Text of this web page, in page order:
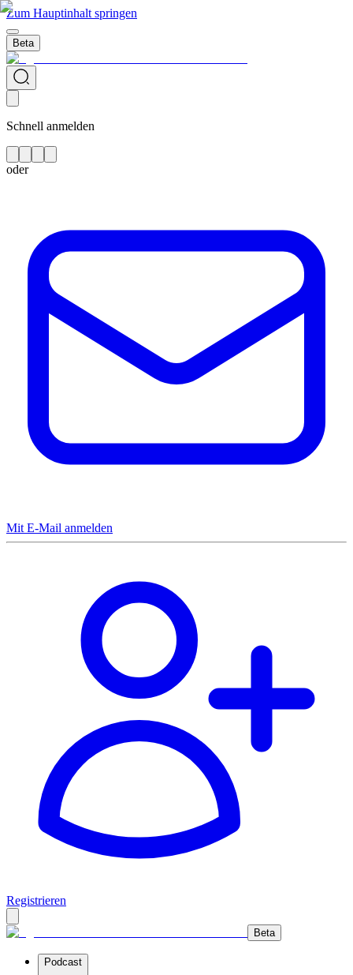
Zum Hauptinhalt springen
Beta
Schnell anmelden
oder
Mit E-Mail anmelden
Registrieren
Beta
Podcast